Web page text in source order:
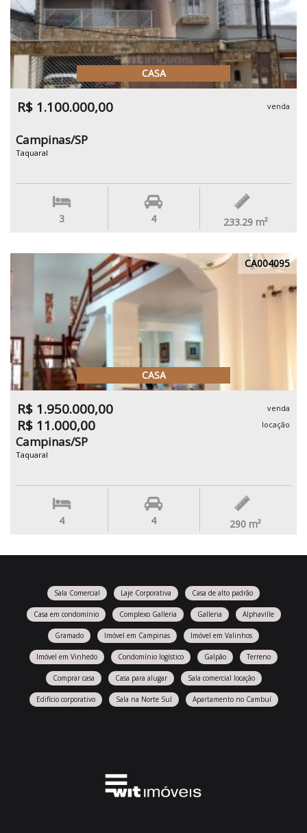
CASA
R$ 1.100.000,00 venda
Campinas/SP
Taquaral
3 4 233.29 m²
CA004095
CASA
R$ 1.950.000,00 venda
R$ 11.000,00 locação
Campinas/SP
Taquaral
4 4 290 m²
Sala Comercial Laje Corporativa Casa de alto padrão
Casa em condomínio Complexo Galleria Galleria Alphaville
Gramado Imóvel em Campinas Imóvel em Valinhos
Imóvel em Vinhedo Condomínio logístico Galpão Terreno
Comprar casa Casa para alugar Sala comercial locação
Edifício corporativo Sala na Norte Sul Apartamento no Cambuí